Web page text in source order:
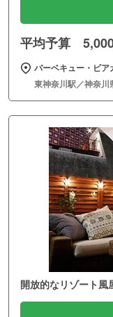
平均予算
バーベキュー・ビ
東神奈川駅／神奈川
開放的なリゾート